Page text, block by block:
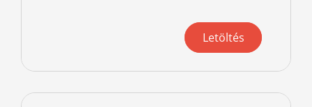
Letöltés